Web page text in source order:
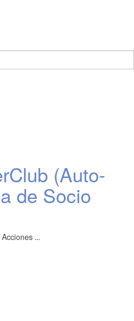
(Auto-
de Socio
...